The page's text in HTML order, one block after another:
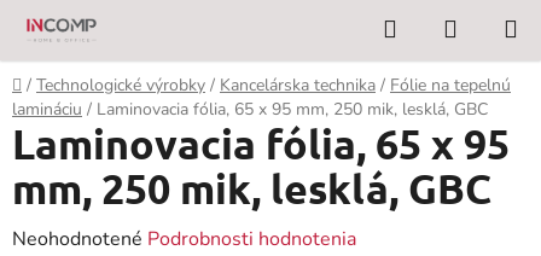
Prejsť
obsah
Hľadať
KOŠÍK
Domov
/ Technologické výrobky / Kancelárska technika / Fólie na tepelnú
lamináciu / Laminovacia fólia, 65 x 95 mm, 250 mik, lesklá, GBC
Laminovacia fólia, 65 x 95
mm, 250 mik, lesklá, GBC
Priemerné
Neohodnotené Podrobnosti hodnotenia